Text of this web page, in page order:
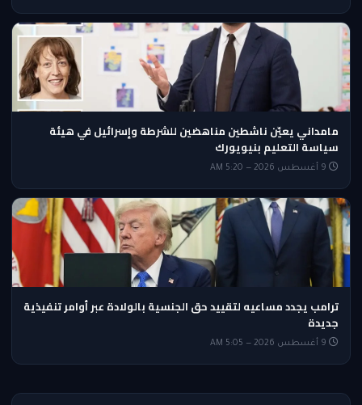
مامداني يعيّن ناشطين مناهضين للشرطة وإسرائيل في هيئة
سياسة التعليم بنيويورك
ترامب يجدد مساعيه لتقييد حق الجنسية بالولادة عبر أوامر تنفيذية
جديدة